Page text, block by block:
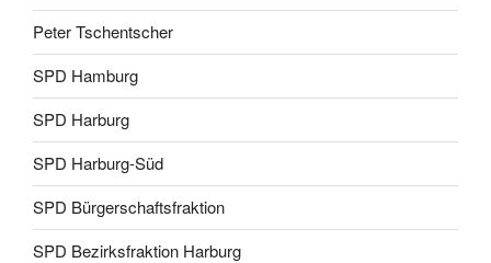
Peter Tschentscher
SPD Hamburg
SPD Harburg
SPD Harburg-Süd
SPD Bürgerschaftsfraktion
SPD Bezirksfraktion Harburg